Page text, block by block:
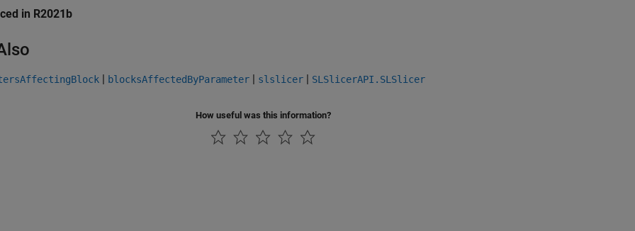
in R2021b
| blocksAffectedByParameter | slslicer | SLSlicerAPI.SLSlicer
How useful was this information?